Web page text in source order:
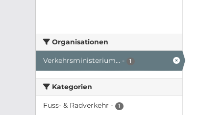
Organisationen
Verkehrsministerium... - 1
Kategorien
Fuss- & Radverkehr - 1